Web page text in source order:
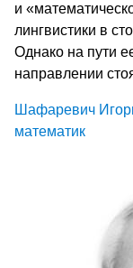
и
лингвистики в
Однако на пути
направлении
Шафаревич
математик